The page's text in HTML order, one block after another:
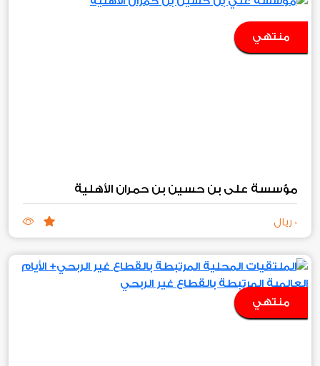
منتهي
مؤسسة علي بن حسين بن حمران الأهلية
0 ريال
منتهي